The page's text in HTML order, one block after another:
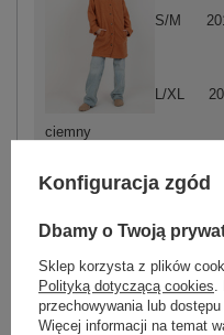
ciemny
S/M
L/XL
ZALOGUJ
Masz pytanie? Chętnie
Zadzwoń+48 601 547
Konfiguracja zgód
Dbamy o Twoją
Sklep korzysta z plików
Polityką dotyczącą cookies
przechowywania lub
Więcej informacji na temat